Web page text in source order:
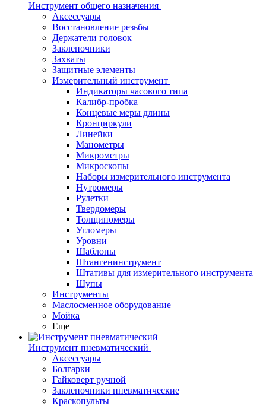
Инструмент общего назначения
Аксессуары
Восстановление резьбы
Держатели головок
Заклепочники
Захваты
Защитные элементы
Измерительный инструмент
Индикаторы часового типа
Калибр-пробка
Концевые меры длины
Кронциркули
Линейки
Манометры
Микрометры
Микроскопы
Наборы измерительного инструмента
Нутромеры
Рулетки
Твердомеры
Толщиномеры
Угломеры
Уровни
Шаблоны
Штангенинструмент
Штативы для измерительного инструмента
Щупы
Инструменты
Маслосменное оборудование
Мойка
Еще
Инструмент пневматический
Аксессуары
Болгарки
Гайковерт ручной
Заклепочники пневматические
Краскопульты